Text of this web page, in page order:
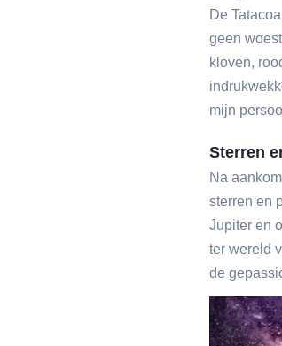
De
geen
kloven,
mijn
Sterren
Na
sterren en
Jupiter en
ter wereld
de